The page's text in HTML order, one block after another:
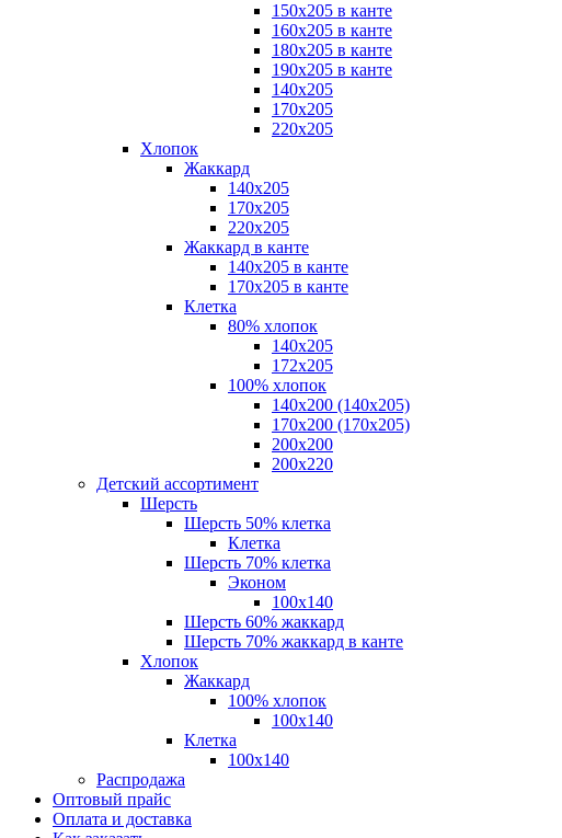
150х205 в канте
160х205 в канте
180х205 в канте
190х205 в канте
140х205
170х205
220х205
Хлопок
Жаккард
140x205
170х205
220х205
Жаккард в канте
140х205 в канте
170х205 в канте
Клетка
80% хлопок
140x205
172х205
100% хлопок
140x200 (140х205)
170x200 (170х205)
200х200
200х220
Детский ассортимент
Шерсть
Шерсть 50% клетка
Клетка
Шерсть 70% клетка
Эконом
100x140
Шерсть 60% жаккард
Шерсть 70% жаккард в канте
Хлопок
Жаккард
100% хлопок
100x140
Клетка
100х140
Распродажа
Оптовый прайс
Оплата и доставка